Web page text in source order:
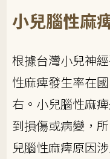
小兒腦性麻
根據台灣小兒神
性麻痺發生率在
右。小兒腦性麻
到損傷或病變，
兒腦性麻痺原因